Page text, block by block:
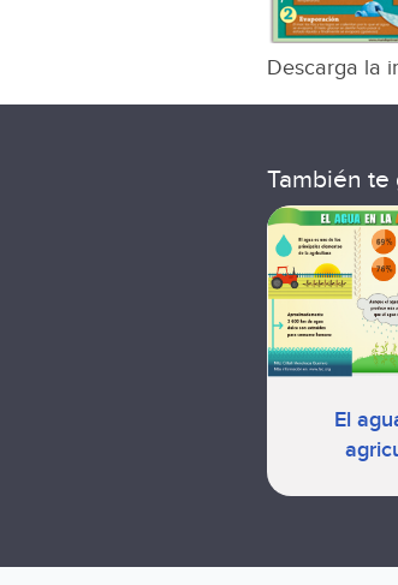
Descarga la
También te
El